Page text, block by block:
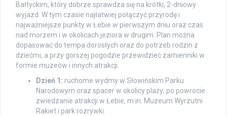
Bałtyckim, który dobrze sprawdza się na krótki, 2-dniowy
wyjazd. W tym czasie najłatwiej połączyć przyrodę i
najważniejsze punkty w Łebie w pierwszym dniu oraz czas
nad morzem i w okolicach jeziora w drugim. Plan można
dopasować do tempa dorosłych oraz do potrzeb rodzin z
dziećmi, a przy gorszej pogodzie przewidzieć zamienniki w
formie muzeów i innych atrakcji.
Dzień 1: ruchome wydmy w Słowińskim Parku
Narodowym oraz spacer w okolicy plaży; po powrocie
zwiedzanie atrakcji w Łebie, m.in. Muzeum Wyrzutni
Rakiet i park rozrywki.